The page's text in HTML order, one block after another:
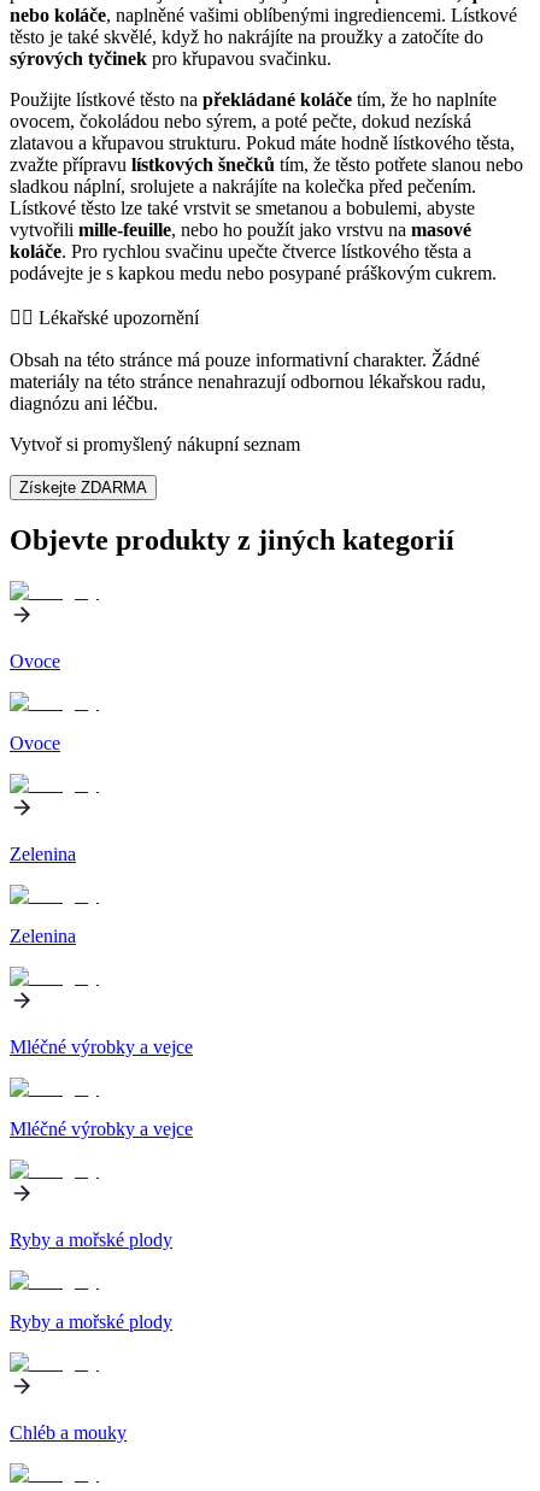
nebo koláče, naplněné vašimi oblíbenými ingrediencemi. Lístkové
těsto je také skvělé, když ho nakrájíte na proužky a zatočíte do
sýrových tyčinek pro křupavou svačinku.
Použijte lístkové těsto na překládané koláče tím, že ho naplníte
ovocem, čokoládou nebo sýrem, a poté pečte, dokud nezíská
zlatavou a křupavou strukturu. Pokud máte hodně lístkového těsta,
zvažte přípravu lístkových šnečků tím, že těsto potřete slanou nebo
sladkou náplní, srolujete a nakrájíte na kolečka před pečením.
Lístkové těsto lze také vrstvit se smetanou a bobulemi, abyste
vytvořili mille-feuille, nebo ho použít jako vrstvu na masové
koláče. Pro rychlou svačinu upečte čtverce lístkového těsta a
podávejte je s kapkou medu nebo posypané práškovým cukrem.
👨‍⚕️️ Lékařské upozornění
Obsah na této stránce má pouze informativní charakter. Žádné
materiály na této stránce nenahrazují odbornou lékařskou radu,
diagnózu ani léčbu.
Vytvoř si promyšlený nákupní seznam
Získejte ZDARMA
Objevte produkty z jiných kategorií
Ovoce
Ovoce
Zelenina
Zelenina
Mléčné výrobky a vejce
Mléčné výrobky a vejce
Ryby a mořské plody
Ryby a mořské plody
Chléb a mouky